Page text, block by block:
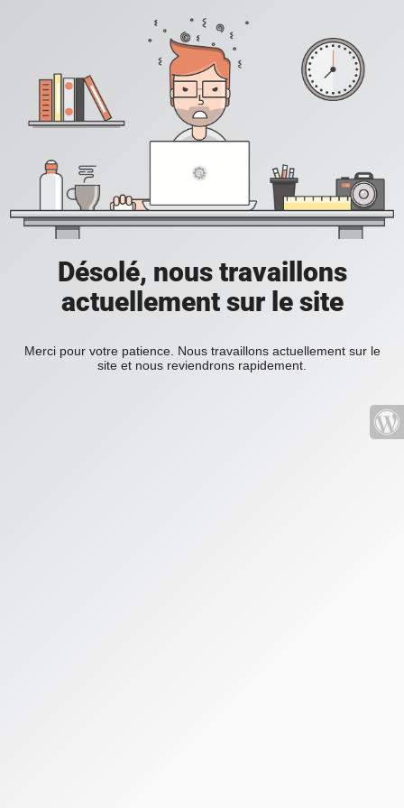
Désolé, nous travaillons
actuellement sur le site
Merci pour votre patience. Nous travaillons actuellement sur le
site et nous reviendrons rapidement.